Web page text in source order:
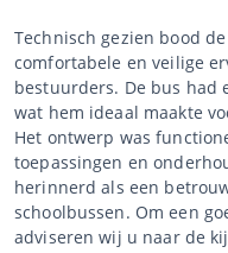
Technisch gezien bood
comfortabele en veilige
bestuurders. De bus had
wat hem ideaal maakte
Het ontwerp was
toepassingen en
herinnerd als een
schoolbussen. Om een
adviseren wij u naar de